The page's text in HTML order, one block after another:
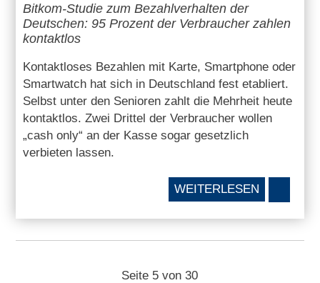
Bitkom-Studie zum Bezahlverhalten der
Deutschen: 95 Prozent der Verbraucher zahlen
kontaktlos
Kontaktloses Bezahlen mit Karte, Smartphone oder
Smartwatch hat sich in Deutschland fest etabliert.
Selbst unter den Senioren zahlt die Mehrheit heute
kontaktlos. Zwei Drittel der Verbraucher wollen
„cash only“ an der Kasse sogar gesetzlich
verbieten lassen.
WEITERLESEN
Seite 5 von 30